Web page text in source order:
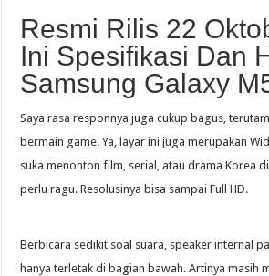
Resmi Rilis 22
Ini Spesifikasi Dan
Samsung Galaxy
Saya rasa responnya juga cukup bagus,
bermain game. Ya, layar ini juga merupakan
suka menonton film, serial, atau drama Korea
perlu ragu. Resolusinya bisa sampai Full HD.
Berbicara sedikit soal suara, speaker internal
hanya terletak di bagian bawah. Artinya masih